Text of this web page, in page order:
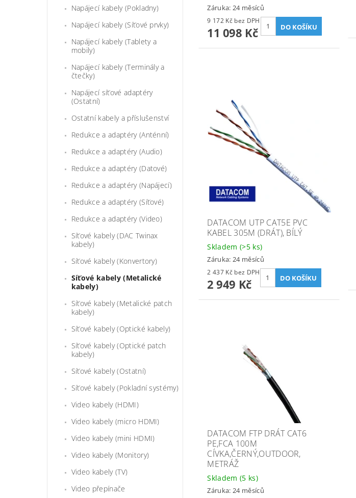
Napájecí kabely (Pokladny)
Napájecí kabely (Síťové prvky)
Napájecí kabely (Tablety a
mobily)
Napájecí kabely (Terminály a
čtečky)
Napájecí síťové adaptéry
(Ostatní)
Ostatní kabely a příslušenství
Redukce a adaptéry (Anténní)
Redukce a adaptéry (Audio)
Redukce a adaptéry (Datové)
Redukce a adaptéry (Napájecí)
Redukce a adaptéry (Síťové)
Redukce a adaptéry (Video)
Síťové kabely (DAC Twinax
kabely)
Síťové kabely (Konvertory)
Síťové kabely (Metalické
kabely)
Síťové kabely (Metalické patch
kabely)
Síťové kabely (Optické kabely)
Síťové kabely (Optické patch
kabely)
Síťové kabely (Ostatní)
Síťové kabely (Pokladní systémy)
Video kabely (HDMI)
Video kabely (micro HDMI)
Video kabely (mini HDMI)
Video kabely (Monitory)
Video kabely (TV)
Video přepínače
Záruka: 24 měsíců
9 172 Kč bez DPH
11 098 Kč
DATACOM UTP CAT5E PVC
KABEL 305M (DRÁT), BÍLÝ
Skladem (>5 ks)
Záruka: 24 měsíců
2 437 Kč bez DPH
2 949 Kč
DATACOM FTP DRÁT CAT6
PE,FCA 100M
CÍVKA,ČERNÝ,OUTDOOR,
METRÁŽ
Skladem (5 ks)
Záruka: 24 měsíců